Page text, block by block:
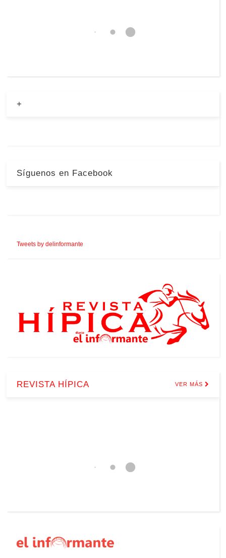
+
Síguenos en Facebook
Tweets by delinformante
REVISTA HÍPICA VER MÁS